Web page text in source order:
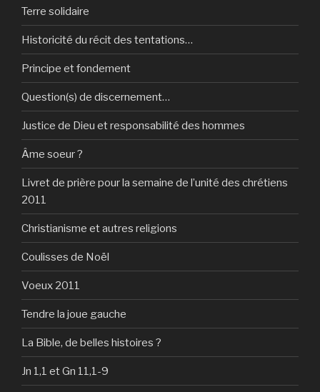
Terre solidaire
Historicité du récit des tentations…
Principe et fondement
Question(s) de discernement…
Justice de Dieu et responsabilité des hommes
Âme soeur ?
Livret de prière pour la semaine de l’unité des chrétiens
2011
Christianisme et autres religions
Coulisses de Noël
Voeux 2011
Tendre la joue gauche
La Bible, de belles histoires ?
Jn 1,1 et Gn 11,1-9